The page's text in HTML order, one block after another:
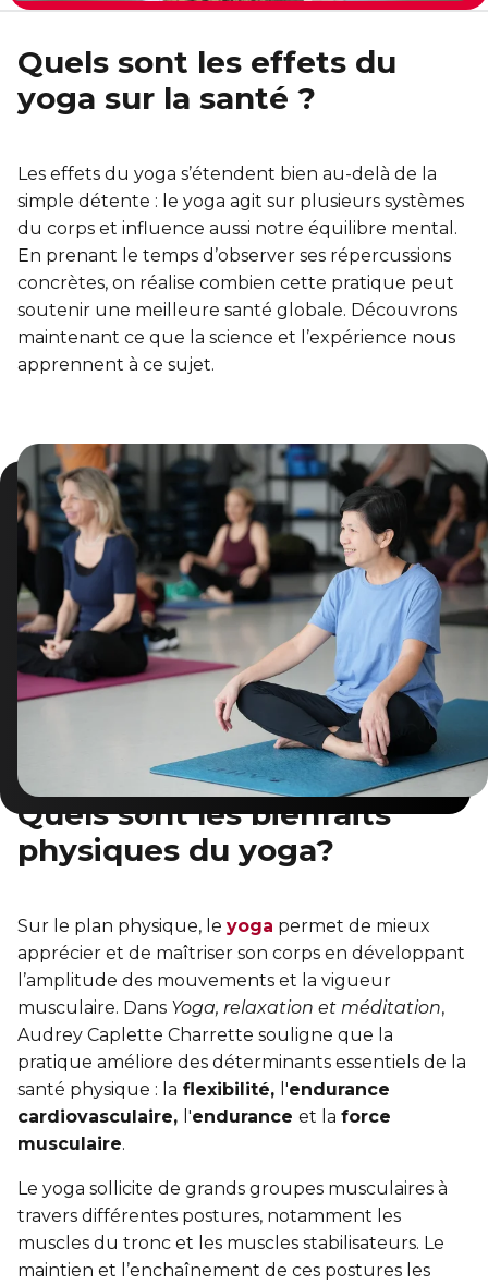
Entraînement privé
Activités et sports au gymnase
Sports pour enfants
ACTIVITÉS AQUATIQUES
Piscine
Cours de natation pour enfants
Cours de natation pour adultes
Longueurs et bain libres
Sauvetage
FORFAITS FAMILLE, ÉCOLE ET ENTREPRISE
Hébergement et location d'équipements
ENGAGEMENT ET LEADERSHIP
Leadership environnemental C-Vert
Café coop
Coop d'initiation à l'entrepreneuriat collectif
Voir tout
SPORTS
Sports pour enfants
ÉCHANGES CULTURELS
Zone accueil et découverte (ZAD)
ZONES JEUNESSE
Trouver une Zone jeunesse
En sortant de détention
Voir tout
Résidence YMCA Tupper
Résidence YMCA Port-Royal
Quels sont les effets du
yoga sur la santé ?
Les effets du yoga s’étendent bien au-delà de la
simple détente : le yoga agit sur plusieurs systèmes
du corps et influence aussi notre équilibre mental.
En prenant le temps d’observer ses répercussions
concrètes, on réalise combien cette pratique peut
soutenir une meilleure santé globale. Découvrons
maintenant ce que la science et l’expérience nous
apprennent à ce sujet.
Quels sont les bienfaits
physiques du yoga?
Sur le plan physique, le yoga permet de mieux
apprécier et de maîtriser son corps en développant
l’amplitude des mouvements et la vigueur
musculaire. Dans Yoga, relaxation et méditation,
Audrey Caplette Charrette souligne que la
pratique améliore des déterminants essentiels de la
santé physique : la flexibilité, l'endurance
cardiovasculaire, l'endurance et la force
musculaire.
Le yoga sollicite de grands groupes musculaires à
travers différentes postures, notamment les
muscles du tronc et les muscles stabilisateurs. Le
maintien et l’enchaînement de ces postures les